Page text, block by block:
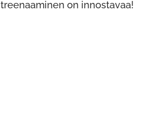
treenaaminen on innostavaa!